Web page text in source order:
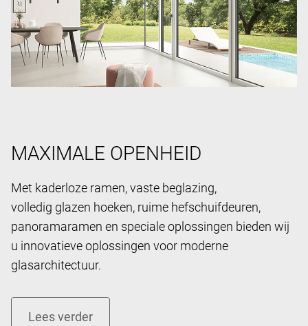
MAXIMALE OPENHEID
Met kaderloze ramen, vaste beglazing,
volledig glazen hoeken, ruime hefschuifdeuren,
panoramaramen en speciale oplossingen bieden wij
u innovatieve oplossingen voor moderne
glasarchitectuur.